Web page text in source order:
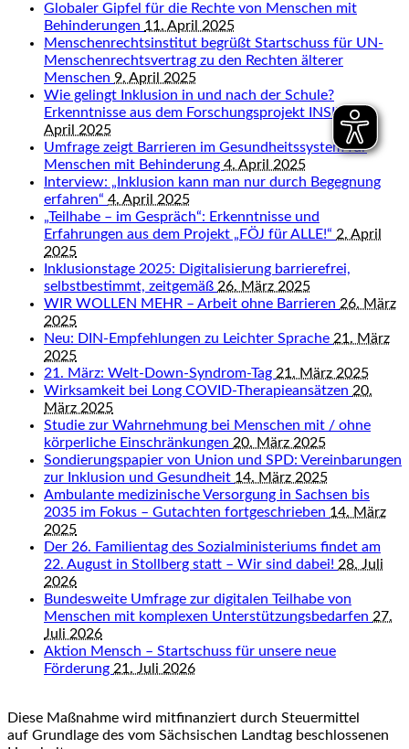
Globaler Gipfel für die Rechte von Menschen mit
Behinderungen 11. April 2025
Menschenrechtsinstitut begrüßt Startschuss für UN-
Menschenrechtsvertrag zu den Rechten älterer
Menschen 9. April 2025
Wie gelingt Inklusion in und nach der Schule?
Erkenntnisse aus dem Forschungsprojekt INSIDE9.
April 2025
Umfrage zeigt Barrieren im Gesundheitssystem für
Menschen mit Behinderung 4. April 2025
Interview: „Inklusion kann man nur durch Begegnung
erfahren“ 4. April 2025
„Teilhabe – im Gespräch“: Erkenntnisse und
Erfahrungen aus dem Projekt „FÖJ für ALLE!“ 2. April
2025
Inklusionstage 2025: Digitalisierung barrierefrei,
selbstbestimmt, zeitgemäß 26. März 2025
WIR WOLLEN MEHR – Arbeit ohne Barrieren 26. März
2025
Neu: DIN-Empfehlungen zu Leichter Sprache 21. März
2025
21. März: Welt-Down-Syndrom-Tag 21. März 2025
Wirksamkeit bei Long COVID-Therapieansätzen 20.
März 2025
Studie zur Wahrnehmung bei Menschen mit / ohne
körperliche Einschränkungen 20. März 2025
Sondierungspapier von Union und SPD: Vereinbarungen
zur Inklusion und Gesundheit 14. März 2025
Ambulante medizinische Versorgung in Sachsen bis
2035 im Fokus – Gutachten fortgeschrieben 14. März
2025
Der 26. Familientag des Sozialministeriums findet am
22. August in Stollberg statt – Wir sind dabei! 28. Juli
2026
Bundesweite Umfrage zur digitalen Teilhabe von
Menschen mit komplexen Unterstützungsbedarfen 27.
Juli 2026
Aktion Mensch – Startschuss für unsere neue
Förderung 21. Juli 2026
Diese Maßnahme wird mitfinanziert durch Steuermittel
auf Grundlage des vom Sächsischen Landtag beschlossenen